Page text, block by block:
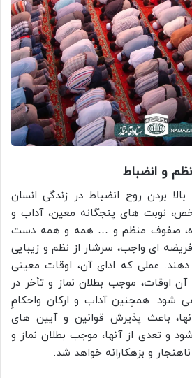
و انضباط
بالا بردن روح انضباط در زندگی انسان
نوبت های پنجگانه معین، آداب و
صفوف منظم و … همه و همه دست
ای واجب، سرشار از نظم و زیبایی
عملی که ادای آن، اوقات معینی
اوقات، موجب بطلان نماز و تأخر در
شود. همچنين آداب و ارکان واحكامِ
باعث پذیرش قوانین و آیین های
و تعدی از آنها، موجب بطلان نماز و
و بزهکارانه خواهد شد.